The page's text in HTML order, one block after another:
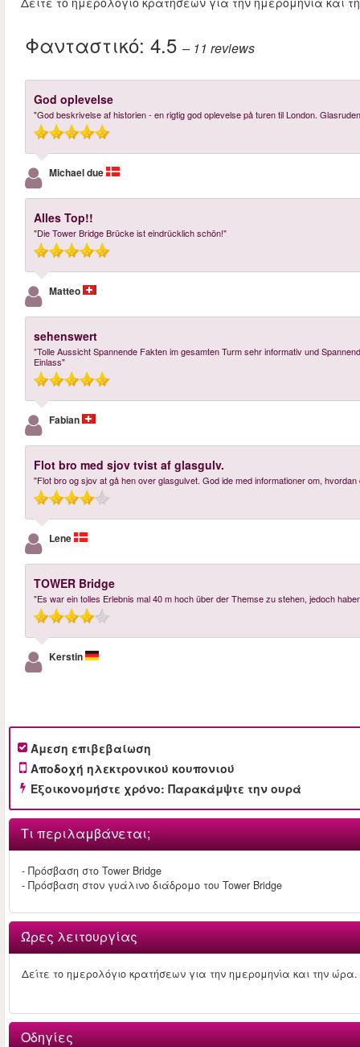
Φανταστικό: 4.5 – 11 reviews
God oplevelse
"God beskrivelse af historien - en rigtig god oplevelse på turen til London.
Michael due
Alles Top!!
"Die Tower Bridge Brücke ist eindrücklich schön!"
Matteo
sehenswert
"Tolle Aussicht Spannende Fakten im gesamten Turm sehr informativ und
Einlass"
Fabian
Flot bro med sjov tvist af glasgulv.
"Flot bro og sjov at gå hen over glasgulvet. God ide med informationer om,
Lene
TOWER Bridge
"Es war ein tolles Erlebnis mal 40 m hoch über der Themse zu stehen, jedoch
Kerstin
Άμεση επιβεβαίωση
Αποδοχή ηλεκτρονικού κουπονιού
Εξοικονομήστε χρόνο: Παρακάμψτε την ουρά
Τι περιλαμβάνεται;
- Πρόσβαση στο Tower Bridge
- Πρόσβαση στον γυάλινο διάδρομο του Tower Bridge
Ώρες λειτουργίας
Δείτε το ημερολόγιο κρατήσεων για την ημερομηνία και την ώρα.
Οδηγίες